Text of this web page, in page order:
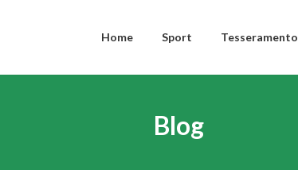
Home Sport Tesseramento
Blog